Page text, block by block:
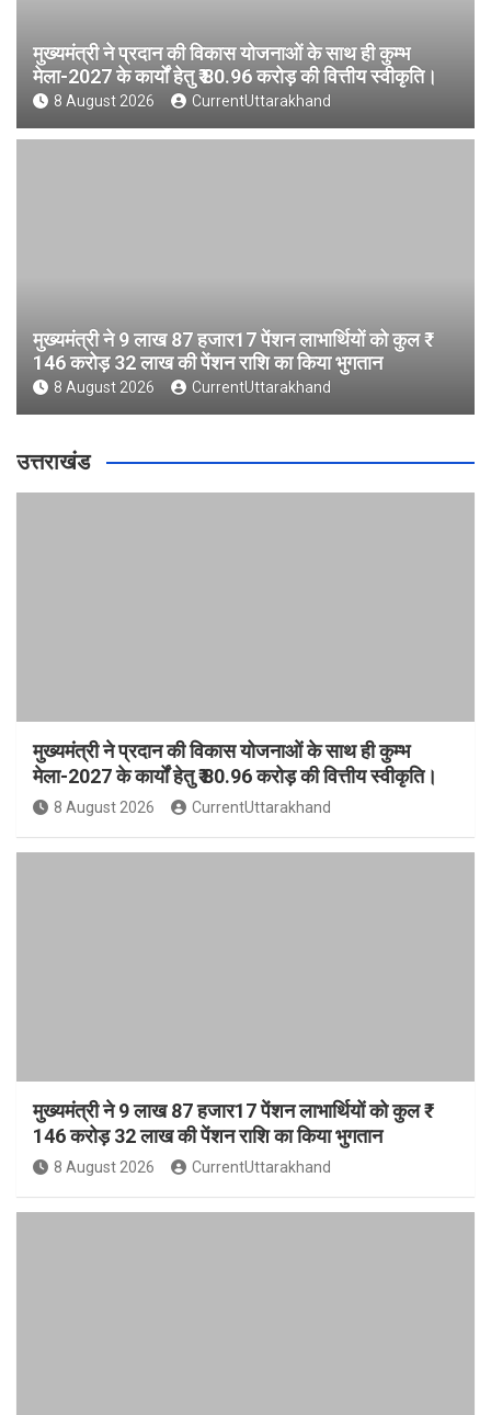
मुख्यमंत्री ने प्रदान की विकास योजनाओं के साथ ही कुम्भ
मेला-2027 के कार्यों हेतु ₹ 80.96 करोड़ की वित्तीय स्वीकृति।
8 August 2026 CurrentUttarakhand
मुख्यमंत्री ने 9 लाख 87 हजार17 पेंशन लाभार्थियों को कुल ₹
146 करोड़ 32 लाख की पेंशन राशि का किया भुगतान
8 August 2026 CurrentUttarakhand
उत्तराखंड
मुख्यमंत्री ने प्रदान की विकास योजनाओं के साथ ही कुम्भ
मेला-2027 के कार्यों हेतु ₹ 80.96 करोड़ की वित्तीय स्वीकृति।
8 August 2026 CurrentUttarakhand
मुख्यमंत्री ने 9 लाख 87 हजार17 पेंशन लाभार्थियों को कुल ₹
146 करोड़ 32 लाख की पेंशन राशि का किया भुगतान
8 August 2026 CurrentUttarakhand